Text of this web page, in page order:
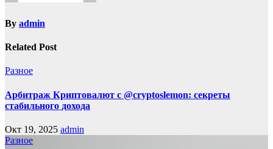
By admin
Related Post
Разное
Арбитраж Криптовалют с @cryptoslemon: секреты
стабильного дохода
Окт 19, 2025 admin
Разное